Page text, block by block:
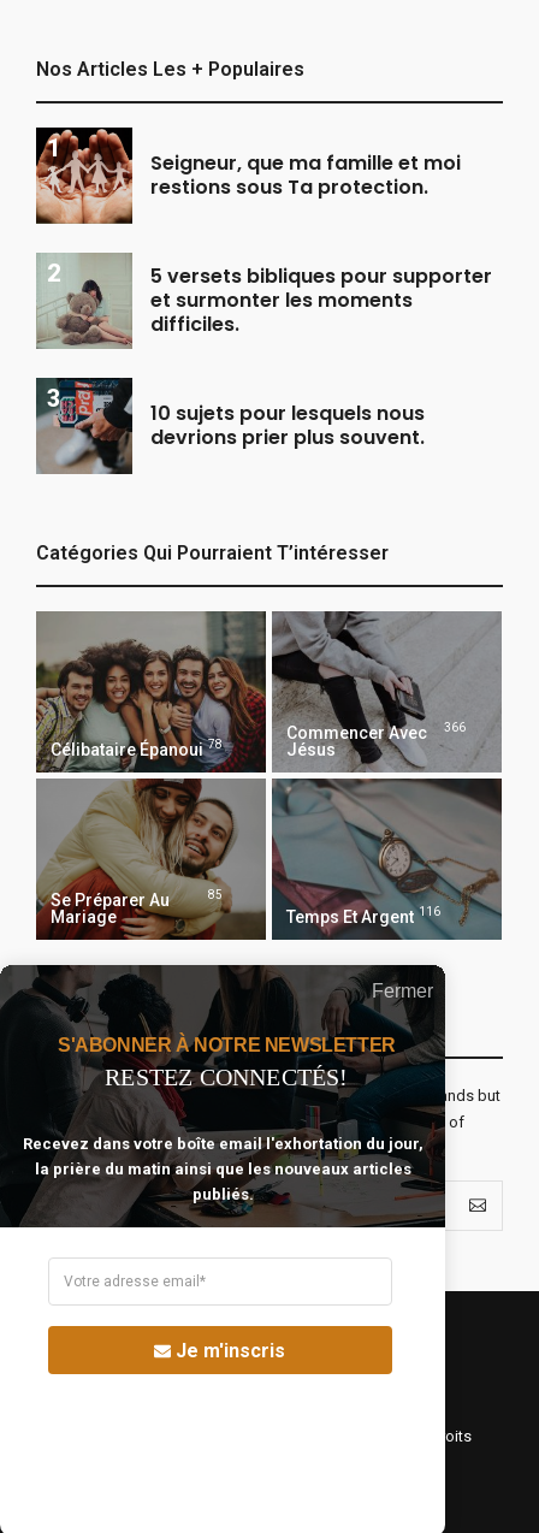
Nos Articles Les + Populaires
Seigneur, que ma famille et moi
restions sous Ta protection.
5 versets bibliques pour supporter
et surmonter les moments
difficiles.
10 sujets pour lesquels nous
devrions prier plus souvent.
Catégories Qui Pourraient T’intéresser
Célibataire Épanoui 78
Commencer Avec
Jésus
366
Se Préparer Au
Mariage
85
Temps Et Argent 116
Recevoir Notre Newsletter Chaque Matin
The real voyage of discovery consists not in seeking new lands but
seeing with new eyes. All journeys have secret destinations of
which the traveler is unaware.
©Fréquence Chrétienne Production 2016-2025. Tous droits
Fermer
S'ABONNER À NOTRE NEWSLETTER
RESTEZ CONNECTÉS!
Recevez dans votre boîte email l'exhortation du jour,
la prière du matin ainsi que les nouveaux articles
publiés.
Je m'inscris